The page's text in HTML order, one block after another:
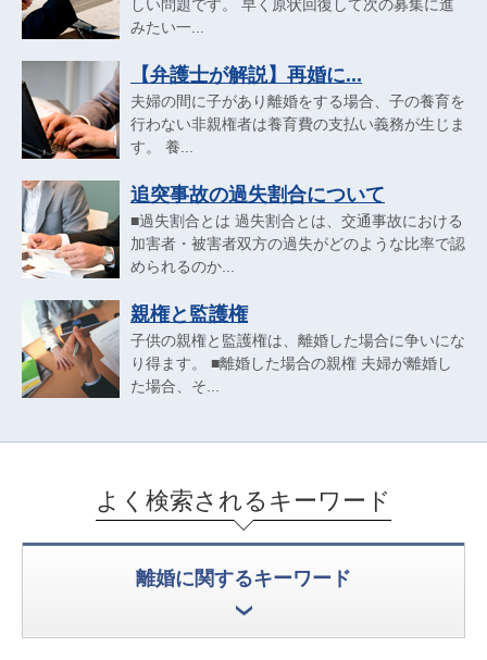
しい問題です。 早く原状回復して次の募集に進
みたい一...
【弁護士が解説】再婚に...
夫婦の間に子があり離婚をする場合、子の養育を
行わない非親権者は養育費の支払い義務が生じま
す。 養...
追突事故の過失割合について
■過失割合とは 過失割合とは、交通事故における
加害者・被害者双方の過失がどのような比率で認
められるのか...
親権と監護権
子供の親権と監護権は、離婚した場合に争いにな
り得ます。 ■離婚した場合の親権 夫婦が離婚し
た場合、そ...
よく検索されるキーワード
離婚に関するキーワード